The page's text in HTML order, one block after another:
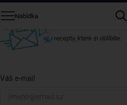
Nabídka
Přihlaste se k odběru našeho newsletteru.
i recepty, které si oblíbíte.
Váš e-mail